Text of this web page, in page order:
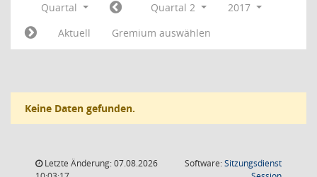
Quartal Quartal 2
2017
Aktuell
Gremium auswählen
Keine Daten gefunden.
Letzte Änderung: 07.08.2026
Software:Sitzungsdienst